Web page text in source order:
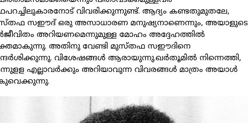
വിവരിക്കുന്നുണ്ട്. ആദ്യം കണ്ടതുമുതലേ,
സഈദ് ഒരു അസാധാരണ മനുഷ്യനാണെന്നും, അയാളുടെ
അറിയണമെന്നുമുള്ള മോഹം അദ്ദേഹത്തിൽ
അതിനു വേണ്ടി മുസ്തഫ സഈദിനെ
വിശേഷങ്ങൾ ആരായുന്നു.ഖർതൂമിൽ നിന്നെത്തി,
എല്ലാവർക്കും അറിയാവുന്ന വിവരങ്ങൾ മാത്രം അയാൾ